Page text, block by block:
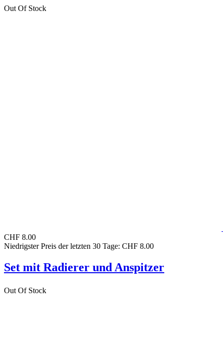
Out Of Stock
CHF 8.00
Niedrigster Preis der letzten 30 Tage: CHF 8.00
Set mit Radierer und Anspitzer
Out Of Stock